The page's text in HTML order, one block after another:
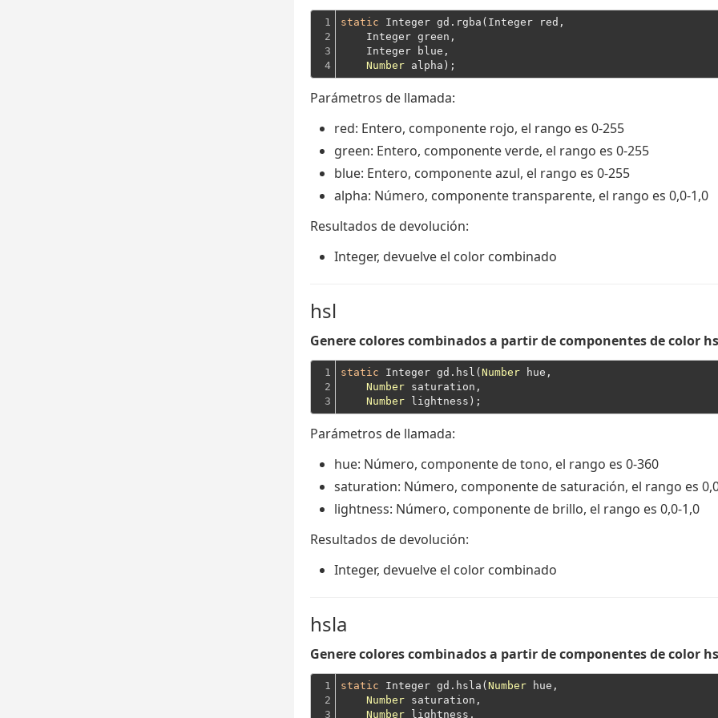
1
2
3
4
static Integer gd.rgba(Integer red,
    Integer green,
    Integer blue,
Number
Parámetros de llamada:
red: Entero, componente rojo, el rango es 0-255
green: Entero, componente verde, el rango es 0-255
blue: Entero, componente azul, el rango es 0-255
alpha: Número, componente transparente, el rango es 0,0-1,0
Resultados de devolución:
Integer, devuelve el color combinado
hsl
Genere colores combinados a partir de componentes de color
1
2
3
static Integer gd.hsl( Number hue,
Number saturation,
Number
Parámetros de llamada:
hue: Número, componente de tono, el rango es 0-360
saturation: Número, componente de saturación, el rango es
lightness: Número, componente de brillo, el rango es 0,0-1,0
Resultados de devolución:
Integer, devuelve el color combinado
hsla
Genere colores combinados a partir de componentes de color
1
2
3
static Integer gd.hsla( Number hue,
Number saturation,
Number lightness,